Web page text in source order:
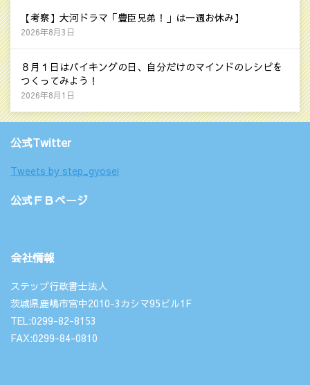
【考察】大河ドラマ「豊臣兄弟！」は一週お休み】
2026年8月3日
８月１日はバイキングの日、自分だけのマインドのレシピを
つくってみよう！
2026年8月1日
公式Twitter
Tweets by step_gyosei
公式ＦＢページ
会社情報
ステップ行政書士法人
茨城県鹿嶋市宮中2010-3カシマ95ビル1F
TEL:0299-82-8153
FAX:0299-84-0810